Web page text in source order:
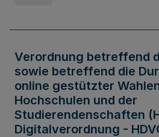
Verordnung betreffend
sowie betreffend die
online gestützter
Hochschulen und der
Studierendenschaften
Digitalverordnung -